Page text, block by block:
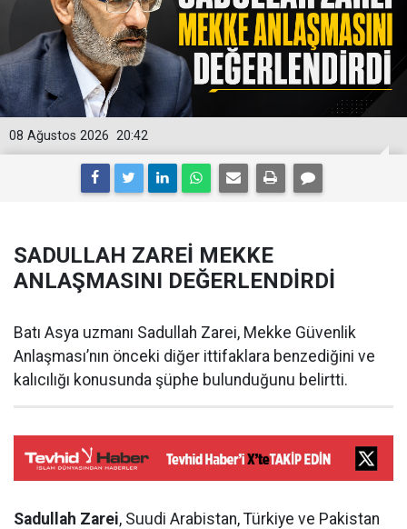
20:42
08 Ağustos 2026
SADULLAH ZAREİ MEKKE
ANLAŞMASINI DEĞERLENDİRDİ
Batı Asya uzmanı Sadullah Zarei, Mekke Güvenlik
Anlaşması’nın önceki diğer ittifaklara benzediğini ve
kalıcılığı konusunda şüphe bulunduğunu belirtti.
Sadullah Zarei, Suudi Arabistan, Türkiye ve Pakistan